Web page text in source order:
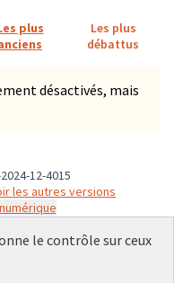
plus
Les plus
débattus
désactivés, mais
12-4015
les autres versions
le contrôle sur ceux